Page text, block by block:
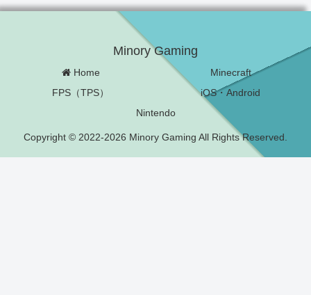
Minory Gaming
Home
Minecraft
FPS（TPS）
iOS・Android
Nintendo
Copyright © 2022-2026 Minory Gaming All Rights Reserved.